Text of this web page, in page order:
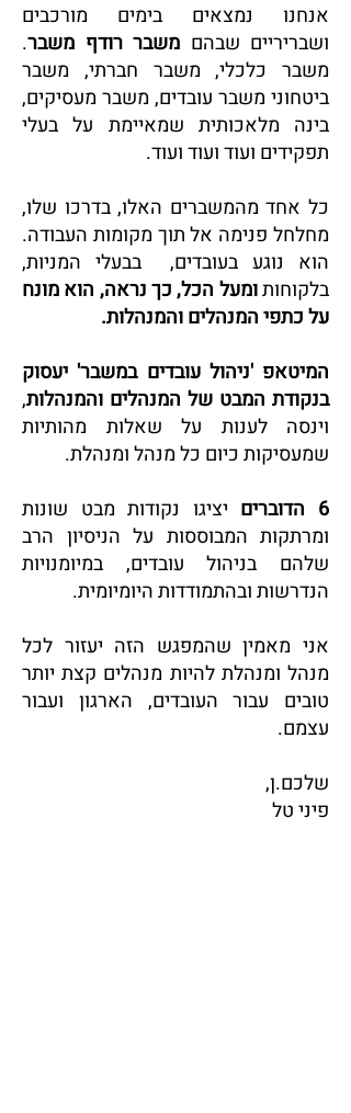
אנחנו נמצאים בימים מורכבים
ושבריריים שבהם משבר רודף משבר.
משבר כלכלי, משבר חברתי, משבר
ביטחוני משבר עובדים, משבר מעסיקים,
בינה מלאכותית שמאיימת על בעלי
תפקידים ועוד ועוד ועוד.
כל אחד מהמשברים האלו, בדרכו שלו,
מחלחל פנימה אל תוך מקומות העבודה.
הוא נוגע בעובדים, בבעלי המניות,
בלקוחותומעל הכל, כך נראה, הוא מונח
על כתפי המנהלים והמנהלות.
המיטאפ 'ניהול עובדים במשבר' יעסוק
בנקודת המבט של המנהלים והמנהלות,
וינסה לענות על שאלות מהותיות
שמעסיקות כיום כל מנהל ומנהלת.
6 הדוברים
יציגו נקודות מבט שונות
ומרתקות המבוססות על הניסיון הרב
שלהם בניהול עובדים, במיומנויות
הנדרשות ובהתמודדות היומיומית.
אני מאמין שהמפגש הזה יעזור לכל
מנהל ומנהלת להיות מנהלים קצת יותר
טובים עבור העובדים, הארגון ועבור
עצמם.
שלכם.ן,
פיני טל